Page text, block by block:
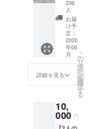
２人の
困窮者
が簡易
宿所・
ゲスト
ハウス
で１泊
するこ
とがで
ルと本
プロ
ジェク
236
人
お届
け予
定：
2020
年06
月
詳細を見る
こ
の
リ
タ
ー
ン
を
選
択
す
る
10,
000 円